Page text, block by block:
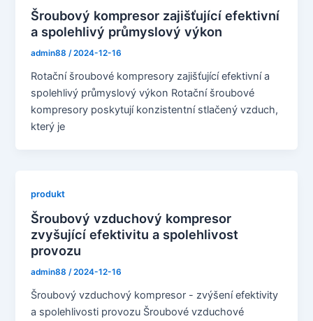
Šroubový kompresor zajišťující efektivní
a spolehlivý průmyslový výkon
admin88 /2024-12-16
Rotační šroubové kompresory zajišťující efektivní a
spolehlivý průmyslový výkon Rotační šroubové
kompresory poskytují konzistentní stlačený vzduch,
který je
produkt
Šroubový vzduchový kompresor
zvyšující efektivitu a spolehlivost
provozu
admin88/2024-12-16
Šroubový vzduchový kompresor - zvýšení efektivity
a spolehlivosti provozu Šroubové vzduchové